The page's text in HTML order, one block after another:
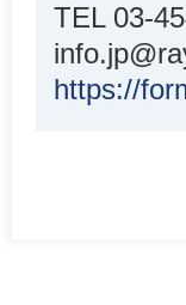
TEL 03-
https://